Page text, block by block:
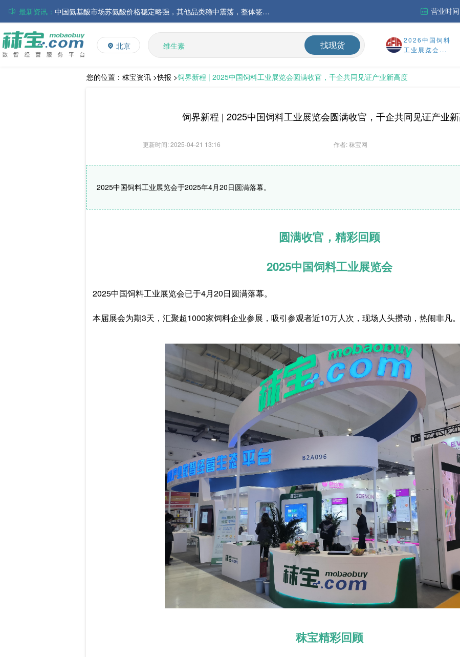
最新资讯：
中国氨基酸市场苏氨酸价格稳定略强，其他品类稳中震荡，整体签单清淡；欧洲物流成本进一步上升
磷酸氢钙市场行情走弱；小苏打和乳清粉市场价格稳定运行
帝斯曼-芬美意发布2026年上半年业绩
巴斯夫集团发布2026年第二季度财务报告
丸红株式会社发布截至2026年6月30日前3个月的合并财务报告
住友化学公布2026财年第一季度业绩
营业时
北京
L-赖氨酸硫酸盐
多矿
维生素
饲料添加剂
找现货
2026中国饲料
工业展览会...
您的位置： 秣宝资讯 >快报 >饲界新程 | 2025中国饲料工业展览会圆满收官，千企共同见证产业新高度
饲界新程 | 2025中国饲料工业展览会圆满收官，千企共同见证产业
更新时间: 2025-04-21 13:16 作者: 秣宝网
2025中国饲料工业展览会于2025年4月20日圆满落幕。
圆满收官，精彩回顾
2025中国饲料工业展览会
2025中国饲料工业展览会已于4月20日圆满落幕。
本届展会为期3天，汇聚超1000家饲料企业参展，吸引参观者近10万人次，现场人头攒动，热闹非凡。
秣宝精彩回顾